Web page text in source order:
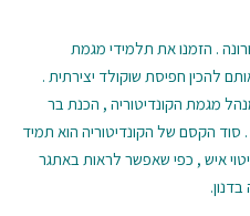
. הזמנו את תלמידי מגמת
להכין חפיסת שוקולד יצירתית .
מגמת הקונדיטוריה , הכנת בר
הקסם של הקונדיטוריה הוא תמיד
איש , כפי שאפשר לראות באתגר